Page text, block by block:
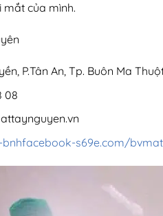
của mình.
P.Tân An, Tp. Buôn Ma
08
s69e.com/